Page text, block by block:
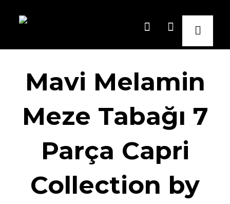
Mavi Melamin
Meze Tabağı 7
Parça Capri
Collection by